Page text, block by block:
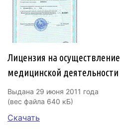
Лицензия на осуществление
медицинской деятельности
Выдана 29 июня 2011 года
(вес файла 640 кБ)
Скачать